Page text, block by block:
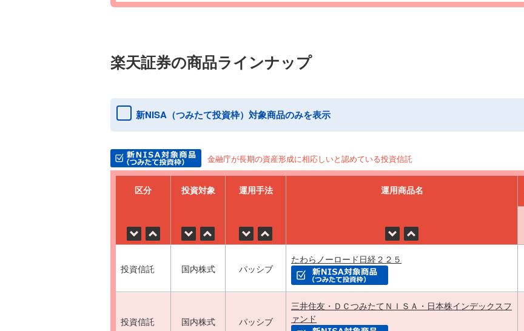
楽天証券の商品ラインナップ
新NISA（つみたて投資枠）対象商品のみを表示
金融庁が長期の資産形成に相応しいと認めている投資信託
区分 投資対象 運用手法 運用商品名
投資信託 国内株式 パッシブ
たわらノーロード日経２２５
投資信託 国内株式 パッシブ
三井住友・ＤＣつみたてＮＩＳＡ・日本株インデックスフ
ァンド